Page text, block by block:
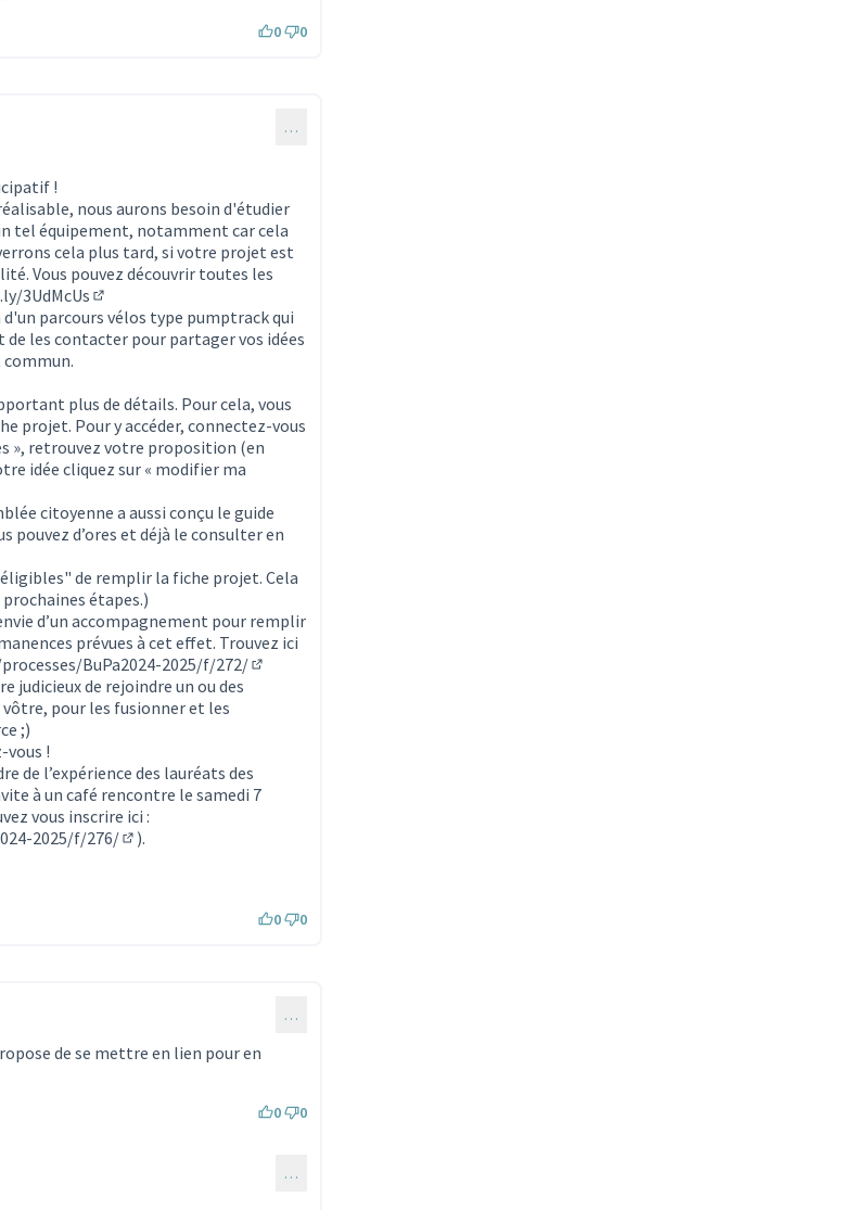
0 0
…
!
nous aurons besoin d'étudier
tel équipement, notamment car cela
cela plus tard, si votre projet est
Vous pouvez découvrir toutes les
3UdMcUs
(Lien externe)
parcours vélos type pumptrackqui
les contacter pour partager vos idées
plus de détails. Pour cela, vous
projet. Pour y accéder, connectez-vous
», retrouvez votre proposition (en
idée cliquez sur « modifier ma
citoyenne a aussi conçu le guide
pouvez d’ores et déjà le consulter en
de remplir la fiche projet. Cela
étapes.)
d’un accompagnement pour remplir
prévues à cet effet. Trouvez ici
BuPa2024-2025/f/272/
judicieux de rejoindre un ou des
vôtre, pour les fusionner et les
;)
vous !
de l’expérience des lauréats des
à un café rencontre le samedi 7
vous inscrire ici :
2025/f/276/
(S'ouvre dans un nouvel onglet)
).
0 0
…
de se mettre en lien pour en
0 0
…